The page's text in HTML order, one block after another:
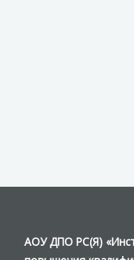
АОУ ДПО РС(Я)